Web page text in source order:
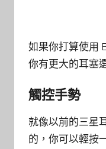
如果你打算使用
你有更大的耳塞
觸控手勢
就像以前的三星
的，你可以輕按